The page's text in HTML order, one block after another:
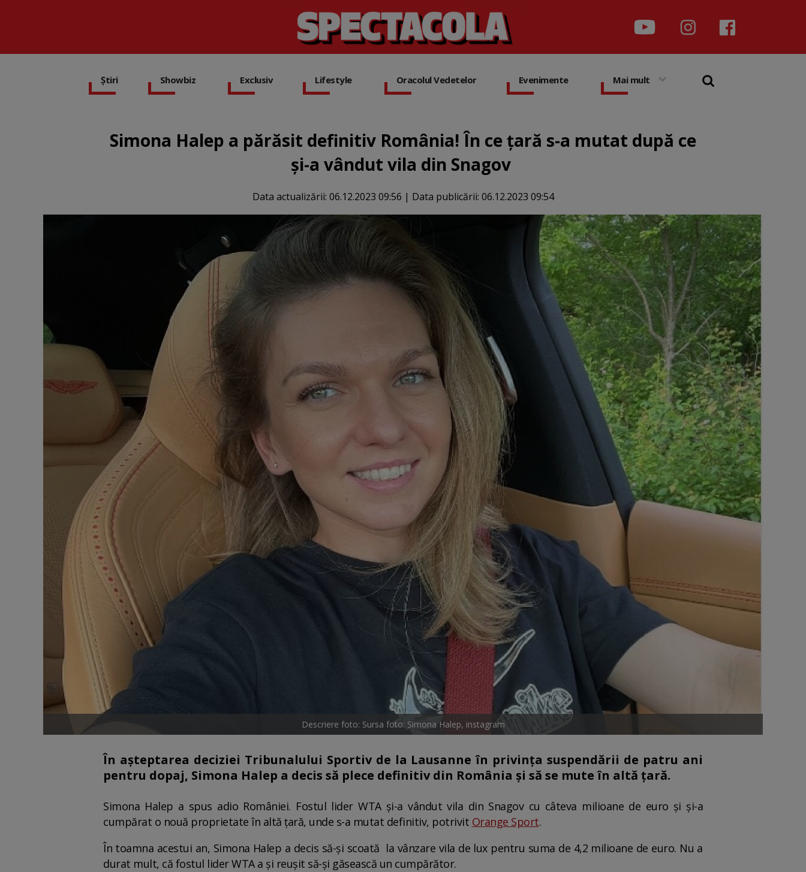
Știri Showbiz Exclusiv Lifestyle Oracolul Vedetelor Evenimente Mai mult
Simona Halep a părăsit definitiv România! În ce țară s-a mutat după ce
și-a vândut vila din Snagov
Data actualizării: 06.12.2023 09:56 | Data publicării: 06.12.2023 09:54
Descriere foto: Sursa foto: Simona Halep, instagram
În așteptarea deciziei Tribunalului Sportiv de la Lausanne în privința suspendării de patru ani
pentru dopaj, Simona Halep a decis să plece definitiv din România și să se mute în altă ţară.
Simona Halep a spus adio României. Fostul lider WTA și-a vândut vila din Snagov cu câteva milioane de euro și și-a
cumpărat o nouă proprietate în altă țară, unde s-a mutat definitiv, potrivit Orange Sport.
În toamna acestui an, Simona Halep a decis să-și scoată la vânzare vila de lux pentru suma de 4,2 milioane de euro. Nu a
durat mult, că fostul lider WTA a și reușit să-și găsească un cumpărător.